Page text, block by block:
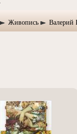
Живопись Валерий